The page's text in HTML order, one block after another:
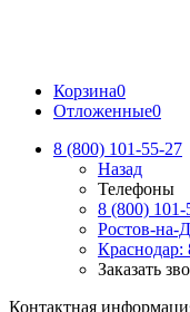
Корзина0
Отложенные0
8 (800) 101-55-27
Назад
Телефоны
8 (800) 101-
Ростов-на-
Краснодар:
Заказать
Контактная